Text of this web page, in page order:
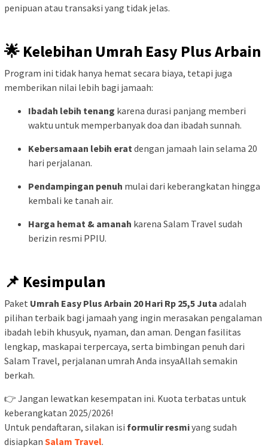
penipuan atau transaksi yang tidak jelas.
🌟 Kelebihan Umrah Easy Plus Arbain
Program ini tidak hanya hemat secara biaya, tetapi juga
memberikan nilai lebih bagi jamaah:
Ibadah lebih tenang karena durasi panjang memberi
waktu untuk memperbanyak doa dan ibadah sunnah.
Kebersamaan lebih erat dengan jamaah lain selama 20
hari perjalanan.
Pendampingan penuh mulai dari keberangkatan hingga
kembali ke tanah air.
Harga hemat & amanah karena Salam Travel sudah
berizin resmi PPIU.
📌 Kesimpulan
Paket Umrah Easy Plus Arbain 20 Hari Rp 25,5 Juta adalah
pilihan terbaik bagi jamaah yang ingin merasakan pengalaman
ibadah lebih khusyuk, nyaman, dan aman. Dengan fasilitas
lengkap, maskapai terpercaya, serta bimbingan penuh dari
Salam Travel, perjalanan umrah Anda insyaAllah semakin
berkah.
👉 Jangan lewatkan kesempatan ini. Kuota terbatas untuk
keberangkatan 2025/2026!
Untuk pendaftaran, silakan isi formulir resmiyang sudah
disiapkan Salam Travel.